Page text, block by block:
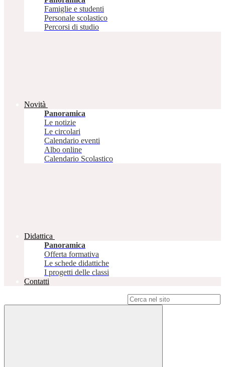
Famiglie e studenti
Personale scolastico
Percorsi di studio
Novità
Panoramica
Le notizie
Le circolari
Calendario eventi
Albo online
Calendario Scolastico
Didattica
Panoramica
Offerta formativa
Le schede didattiche
I progetti delle classi
Contatti